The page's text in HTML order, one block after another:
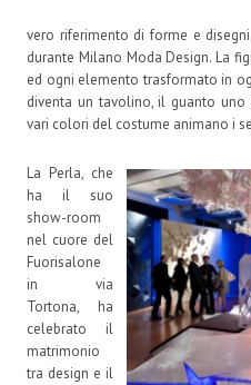
vero riferimento di forme e
durante Milano Moda Design. La
ed ogni elemento trasformato in
diventa un tavolino, il guanto uno
vari colori del costume animano i
La Perla, che
ha il suo
show-room
nel cuore del
Fuorisalone
in via
Tortona, ha
celebrato il
matrimonio
tra design e il